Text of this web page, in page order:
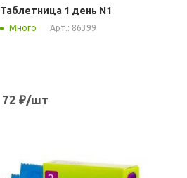
Таблетница 1 день N1
Много Арт.: 86399
72 ₽/шт